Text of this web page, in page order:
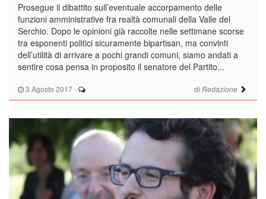
3 Agosto 2017 - di Redazione
Prosegue il dibattito sull’eventuale accorpamento delle
funzioni amministrative fra realtà comunali della Valle del
Serchio. Dopo le opinioni già raccolte nelle settimane scorse
tra esponenti politici sicuramente bipartisan, ma convinti
dell’utilità di arrivare a pochi grandi comuni, siamo andati a
sentire cosa pensa in proposito il senatore del Partito...